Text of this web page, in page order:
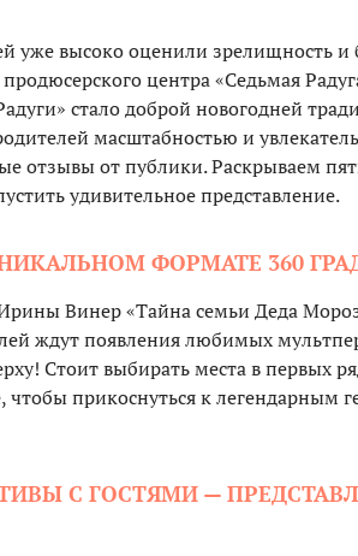
уже высоко оценили зрелищность и
центра «Седьмая
стало доброй новогодней
масштабностью и
отзывы от публики. Раскрываем
удивительное представление.
ФОРМАТЕ 360
Винер «Тайна семьи Деда
ждут появления любимых
Стоит выбирать места в первых
прикоснуться к легендарным
С ГОСТЯМИ —